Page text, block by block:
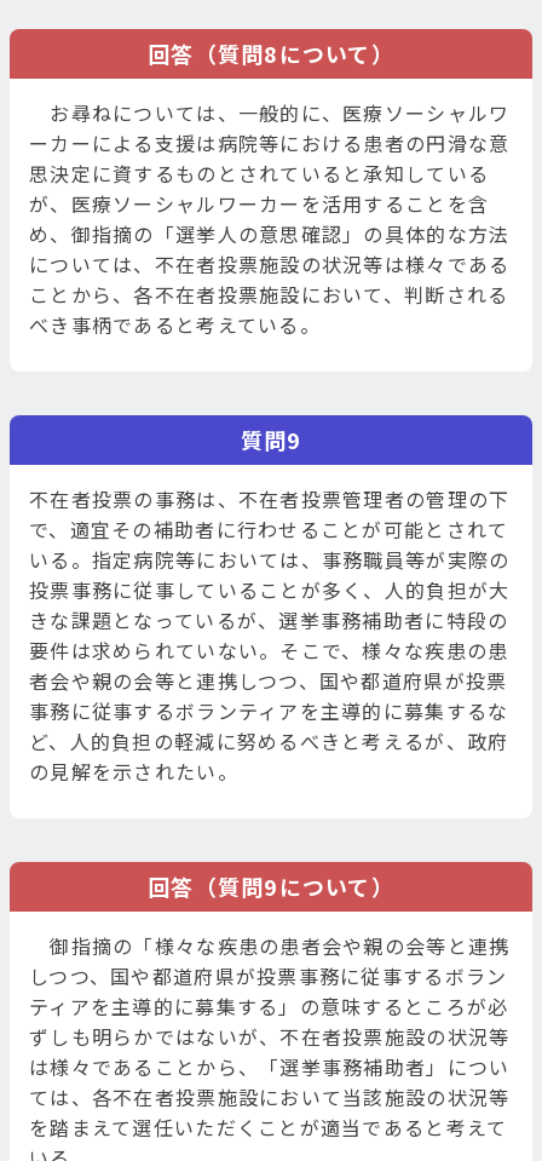
回答（質問8について）
お尋ねについては、一般的に、医療ソーシャルワ
ーカーによる支援は病院等における患者の円滑な意
思決定に資するものとされていると承知している
が、医療ソーシャルワーカーを活用することを含
め、御指摘の「選挙人の意思確認」の具体的な方法
については、不在者投票施設の状況等は様々である
ことから、各不在者投票施設において、判断される
べき事柄であると考えている。
質問9
不在者投票の事務は、不在者投票管理者の管理の下
で、適宜その補助者に行わせることが可能とされて
いる。指定病院等においては、事務職員等が実際の
投票事務に従事していることが多く、人的負担が大
きな課題となっているが、選挙事務補助者に特段の
要件は求められていない。そこで、様々な疾患の患
者会や親の会等と連携しつつ、国や都道府県が投票
事務に従事するボランティアを主導的に募集するな
ど、人的負担の軽減に努めるべきと考えるが、政府
の見解を示されたい。
回答（質問9について）
御指摘の「様々な疾患の患者会や親の会等と連携
しつつ、国や都道府県が投票事務に従事するボラン
ティアを主導的に募集する」の意味するところが必
ずしも明らかではないが、不在者投票施設の状況等
は様々であることから、「選挙事務補助者」につい
ては、各不在者投票施設において当該施設の状況等
を踏まえて選任いただくことが適当であると考えて